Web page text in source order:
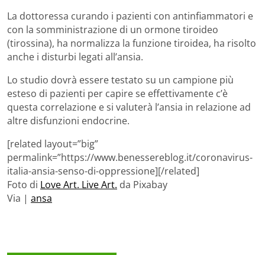
La dottoressa curando i pazienti con antinfiammatori e
con la somministrazione di un ormone tiroideo
(tirossina), ha normalizza la funzione tiroidea, ha risolto
anche i disturbi legati all’ansia.
Lo studio dovrà essere testato su un campione più
esteso di pazienti per capire se effettivamente c’è
questa correlazione e si valuterà l’ansia in relazione ad
altre disfunzioni endocrine.
[related layout=”big”
permalink=”https://www.benessereblog.it/coronavirus-
italia-ansia-senso-di-oppressione][/related]
Foto di Love Art. Live Art. da Pixabay
Via | ansa